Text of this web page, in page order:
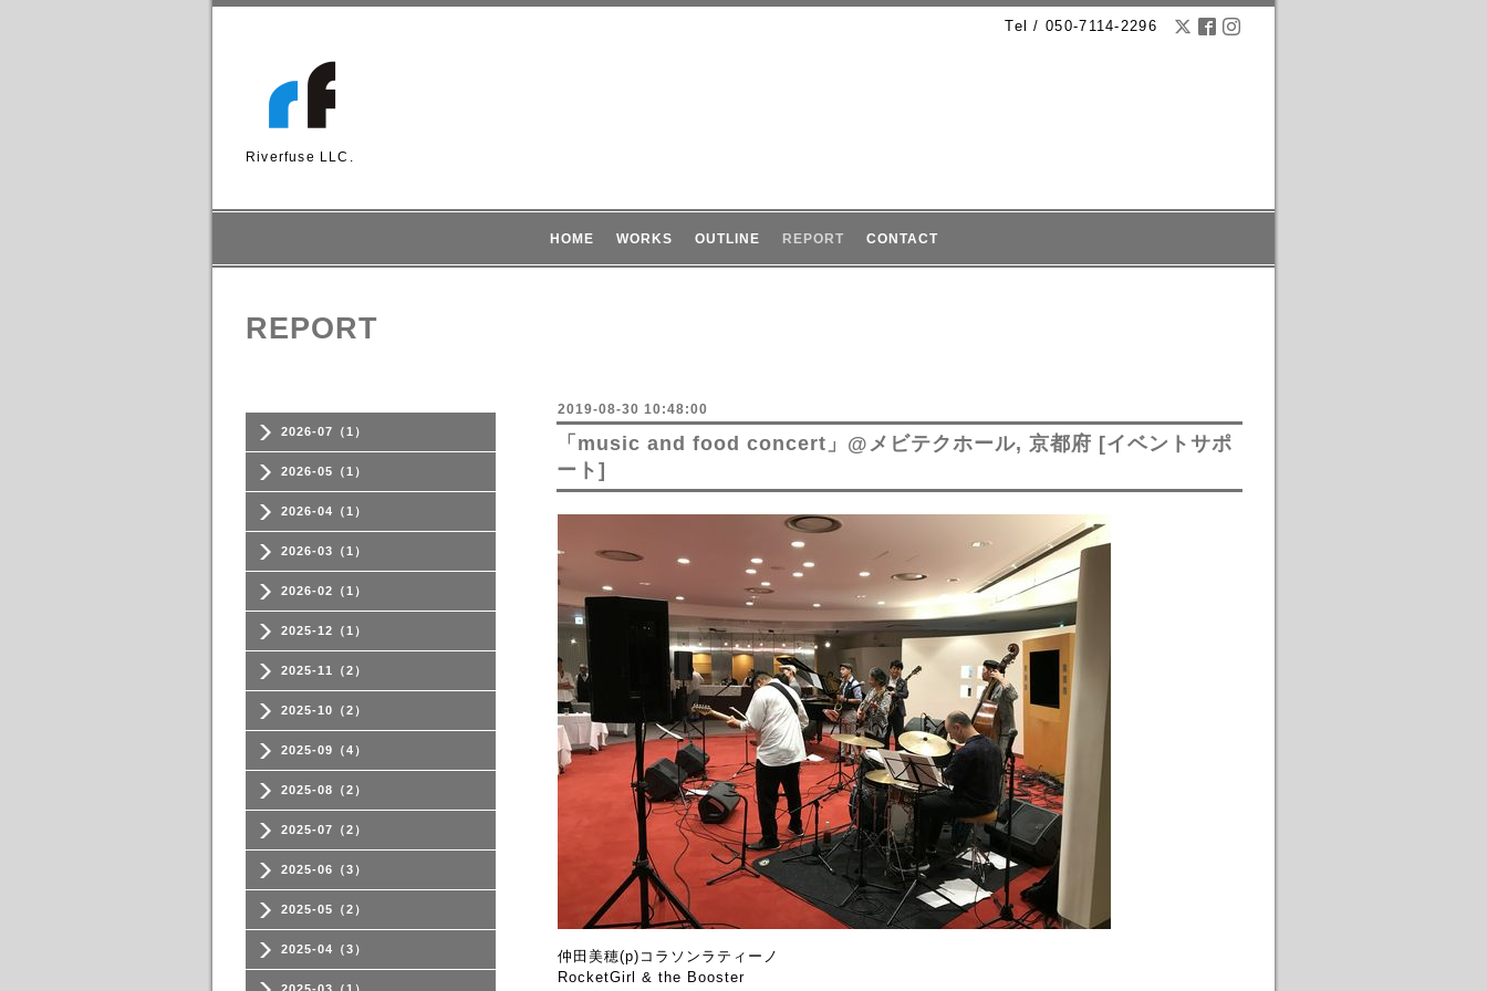
Tel / 050-7114-2296
Riverfuse LLC.
HOME WORKS OUTLINE REPORT CONTACT
2026-07（1）
2026-05（1）
2026-04（1）
2026-03（1）
2026-02（1）
2025-12（1）
2025-11（2）
2025-10（2）
2025-09（4）
2025-08（2）
2025-07（2）
2025-06（3）
2025-05（2）
2025-04（3）
REPORT
2019-08-30 10:48:00
「music and food concert」@メビテクホール, 京都府 [イベントサポ
ート]
仲田美穂(p)コラソンラティーノ
RocketGirl & the Booster